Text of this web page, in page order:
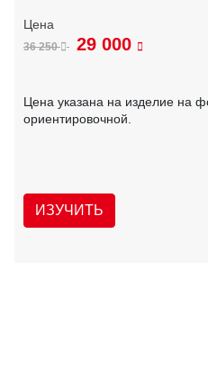
36 250 29 000
Цена указана на изделие на
ориентировочной.
ИЗУЧИТЬ